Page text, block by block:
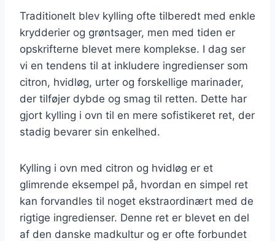
Traditionelt blev kylling ofte tilberedt med enkle
krydderier og grøntsager, men med tiden er
opskrifterne blevet mere komplekse. I dag ser
vi en tendens til at inkludere ingredienser som
citron, hvidløg, urter og forskellige marinader,
der tilføjer dybde og smag til retten. Dette har
gjort kylling i ovn til en mere sofistikeret ret, der
stadig bevarer sin enkelhed.
Kylling i ovn med citron og hvidløg er et
glimrende eksempel på, hvordan en simpel ret
kan forvandles til noget ekstraordinært med de
rigtige ingredienser. Denne ret er blevet en del
af den danske madkultur og er ofte forbundet